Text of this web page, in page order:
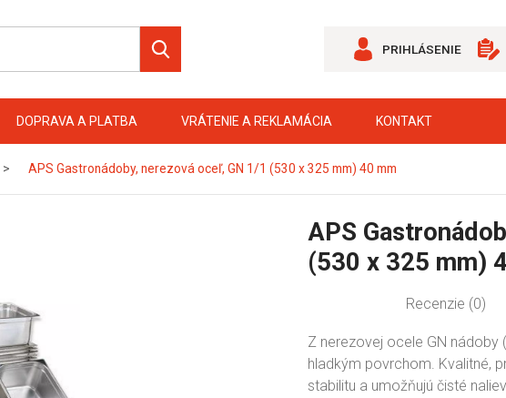
PRIHLÁSENIE
DOPRAVA A PLATBA VRÁTENIE A REKLAMÁCIA KONTAKT
APS Gastronádoby, nerezová oceľ, GN 1/1 (530 x 325 mm) 40 mm
APS
(530 x 325 mm)
Recenzie (0)
Z nerezovej ocele GN
hladkým povrchom. Kvalitné,
stabilitu a umožňujú čisté